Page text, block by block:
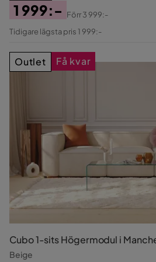
Pris
1 999:-
Original
Förr3 999:-
Tidigare lägsta pris 1 999:-
Cubo 1-sits Högermodul i
Beige
Outlet Få kvar